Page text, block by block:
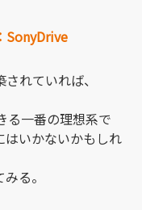
SonyDrive
れていれば、
る一番の理想系で
はいかないかもしれ
る。